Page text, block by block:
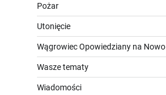
Pożar
Utonięcie
Wągrowiec Opowiedziany na Nowo
Wasze tematy
Wiadomości